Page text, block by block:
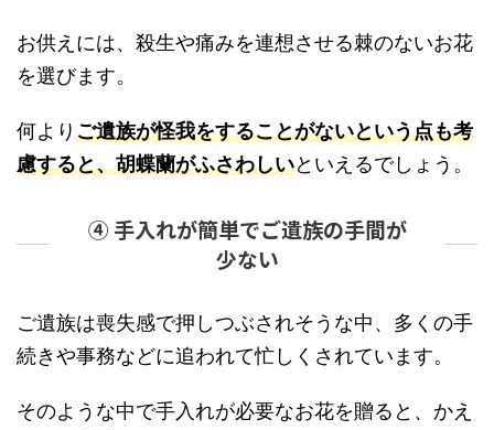
お供えには、殺生や痛みを連想させる棘のないお花
を選びます。
何よりご遺族が怪我をすることがないという点も考
慮すると、胡蝶蘭がふさわしいといえるでしょう。
④ 手入れが簡単でご遺族の手間が
少ない
ご遺族は喪失感で押しつぶされそうな中、多くの手
続きや事務などに追われて忙しくされています。
そのような中で手入れが必要なお花を贈ると、かえ